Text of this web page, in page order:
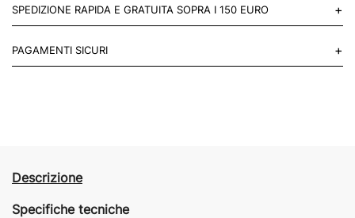
Mettiti in contatto con noi
SPEDIZIONE RAPIDA E GRATUITA SOPRA I 150 EURO +
del mondo.
PAGAMENTI SICURI +
Descrizione
Specifiche tecniche